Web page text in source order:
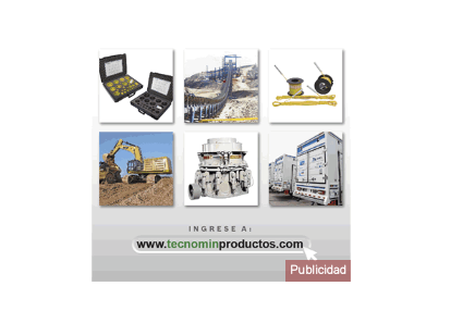
Publicidad